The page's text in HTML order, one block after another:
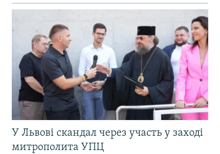
У Львові скандал через участь у заході
митрополита УПЦ